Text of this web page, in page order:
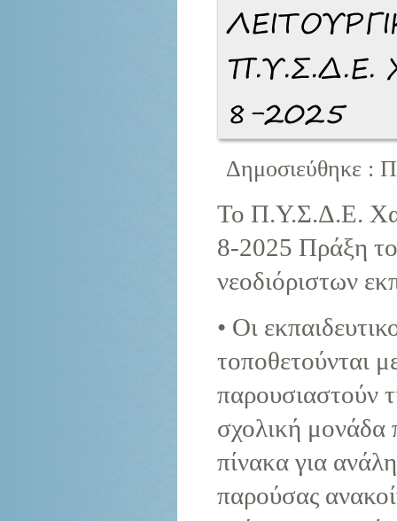
Π.Υ.Σ.Δ.Ε.
8-2025
Δημοσιεύθηκε :
Το Π.Υ.Σ.Δ.Ε.
8-2025 Πράξη
νεοδιόριστων
• Οι
τοποθετούνται
παρουσιαστούν
σχολική μονάδα
πίνακα για
παρούσας